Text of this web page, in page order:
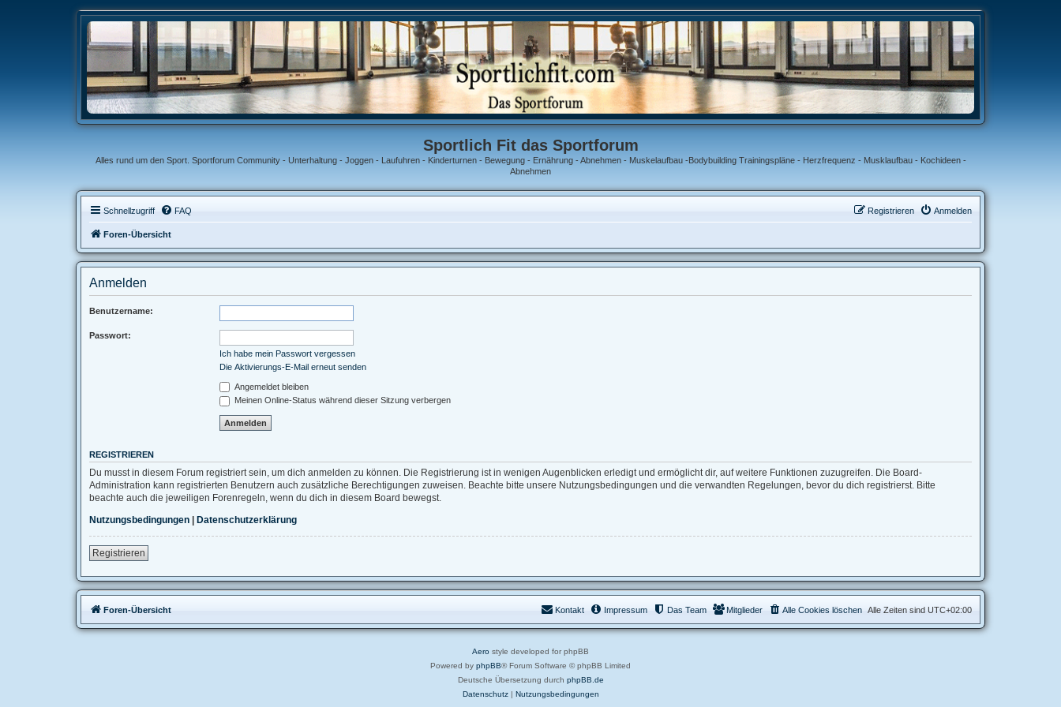
Sportlich Fit das Sportforum
Alles rund um den Sport. Sportforum Community - Unterhaltung - Joggen - Laufuhren - Kinderturnen - Bewegung - Ernährung - Abnehmen - Muskelaufbau -Bodybuilding Trainingspläne - Herzfrequenz - Musklaufbau - Kochideen -
Abnehmen
Schnellzugriff FAQ Anmelden
Registrieren
Foren-Übersicht
Anmelden
Benutzername:
Passwort:
Ich habe mein Passwort vergessen
Die Aktivierungs-E-Mail erneut senden
Angemeldet bleiben
Meinen Online-Status während dieser Sitzung verbergen
REGISTRIEREN
Du musst in diesem Forum registriert sein, um dich anmelden zu können. Die Registrierung ist in wenigen Augenblicken erledigt und ermöglicht dir, auf weitere Funktionen zuzugreifen. Die Board-
Administration kann registrierten Benutzern auch zusätzliche Berechtigungen zuweisen. Beachte bitte unsere Nutzungsbedingungen und die verwandten Regelungen, bevor du dich registrierst. Bitte
beachte auch die jeweiligen Forenregeln, wenn du dich in diesem Board bewegst.
Nutzungsbedingungen
Datenschutzerklärung
Registrieren
Foren-Übersicht Alle Zeiten sind UTC+02:00
Alle Cookies löschen
Mitglieder
Das Team
Impressum
Kontakt
Aero style developed for phpBB
Powered by phpBB® Forum Software © phpBB Limited
Deutsche Übersetzung durch phpBB.de
Datenschutz| Nutzungsbedingungen